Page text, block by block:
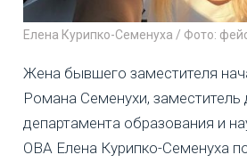
Елена Курипко-Семенуха / Фото:
Жена бывшего заместителя
Романа Семенухи, заместитель
департамента образования и
ОВА Елена Курипко-Семенуха